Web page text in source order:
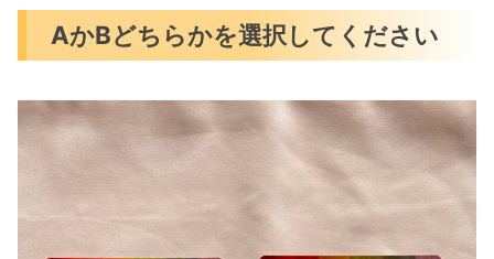
AかBどちらかを選択してください